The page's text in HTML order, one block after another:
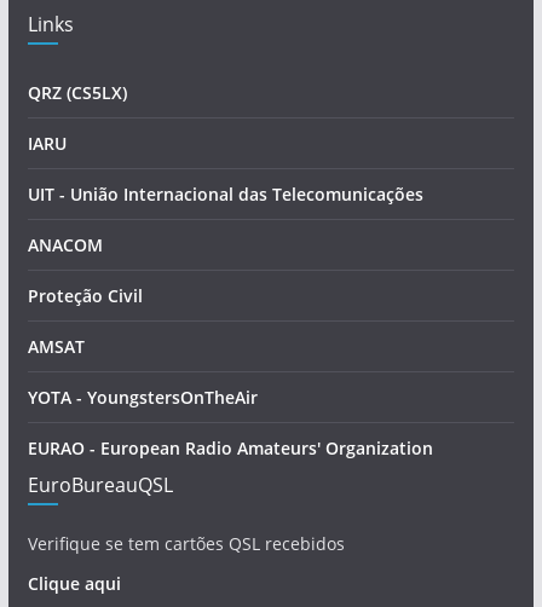
Links
QRZ (CS5LX)
IARU
UIT - União Internacional das Telecomunicações
ANACOM
Proteção Civil
AMSAT
YOTA - YoungstersOnTheAir
EURAO - European Radio Amateurs' Organization
EuroBureauQSL
Verifique se tem cartões QSL recebidos
Clique aqui